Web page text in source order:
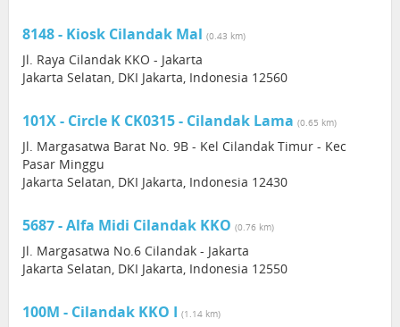
8148 - Kiosk Cilandak Mal (0.43 km)
Jl. Raya Cilandak KKO - Jakarta
Jakarta Selatan, DKI Jakarta, Indonesia 12560
101X - Circle K CK0315 - Cilandak Lama (0.65 km)
Jl. Margasatwa Barat No. 9B - Kel Cilandak Timur - Kec
Pasar Minggu
Jakarta Selatan, DKI Jakarta, Indonesia 12430
5687 - Alfa Midi Cilandak KKO (0.76 km)
Jl. Margasatwa No.6 Cilandak - Jakarta
Jakarta Selatan, DKI Jakarta, Indonesia 12550
100M - Cilandak KKO I (1.14 km)